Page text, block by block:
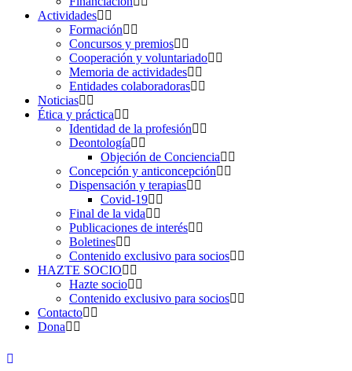
Actividades
Formación
Concursos y premios
Cooperación y voluntariado
Memoria de actividades
Entidades colaboradoras
Noticias
Ética y práctica
Identidad de la profesión
Deontología
Objeción de Conciencia
Concepción y anticoncepción
Dispensación y terapias
Covid-19
Final de la vida
Publicaciones de interés
Boletines
Contenido exclusivo para socios
HAZTE SOCIO
Hazte socio
Contenido exclusivo para socios
Contacto
Dona